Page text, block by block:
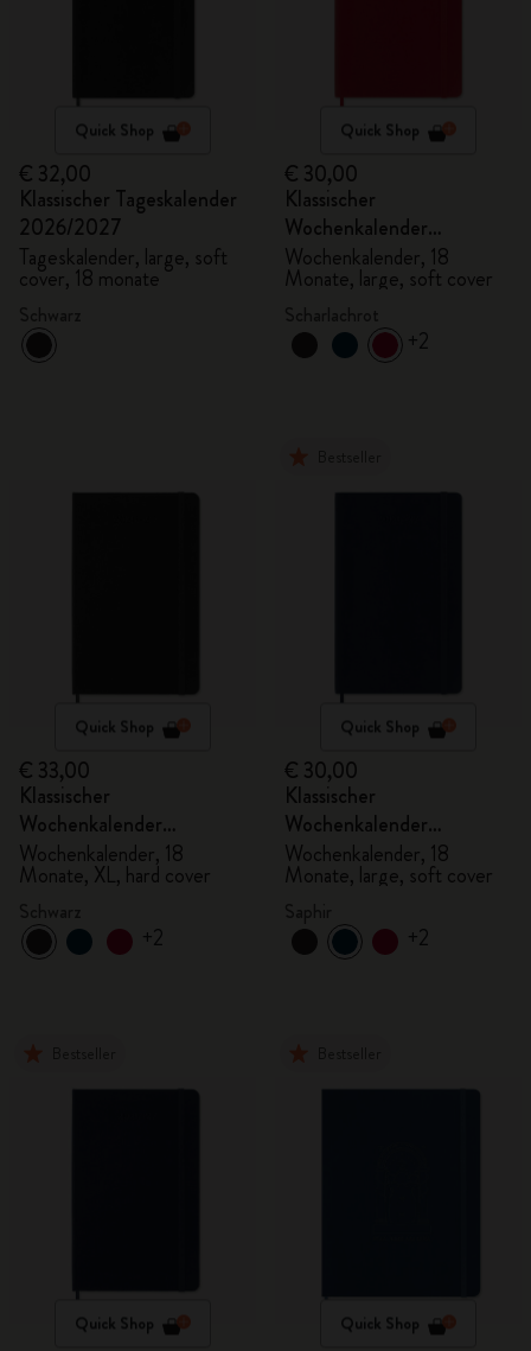
Quick Shop
€ 32,00
Klassischer Tageskalender
2026/2027
Tageskalender, large, soft
cover, 18 monate
Quick Shop
€ 30,00
Klassischer
Wochenkalender
2026/2027
Wochenkalender, 18
Monate, large, soft cover
+2
Quick Shop
€ 33,00
Klassischer
Wochenkalender
2026/2027
Wochenkalender, 18
Monate, XL, hard cover
+2
Quick Shop
€ 30,00
Klassischer
Wochenkalender
2026/2027
Wochenkalender, 18
Monate, large, soft cover
+2
Quick Shop Quick Shop